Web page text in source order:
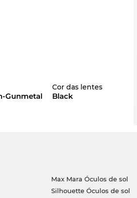
Gunmetal
Cor das lentes
Black
Max Mara Óculos de sol
Silhouette Óculos de sol